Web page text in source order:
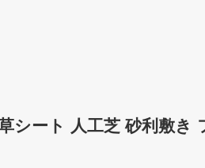
シート 人工芝 砂利敷き